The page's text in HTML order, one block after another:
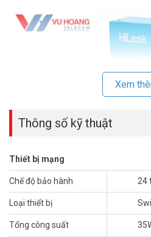
Thiết bị Switch PoE
Có thể nói đây là một trong những
dùng ưa chuộng nhất hiện nay. Sản
vượt trội mà được sử dụng trong
được sử dụng phổ biến và dễ gặp
Xem
Thông số kỹ thuật
Thiết bị mạng
Chế độ bảo hành 24
Loại thiết bị
Tổng công suất